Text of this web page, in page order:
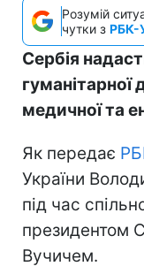
Розумій
чутки з РБК-
Сербія
гуманітарної
медичної та
Як передає
України
під час
президентом
Вучичем.